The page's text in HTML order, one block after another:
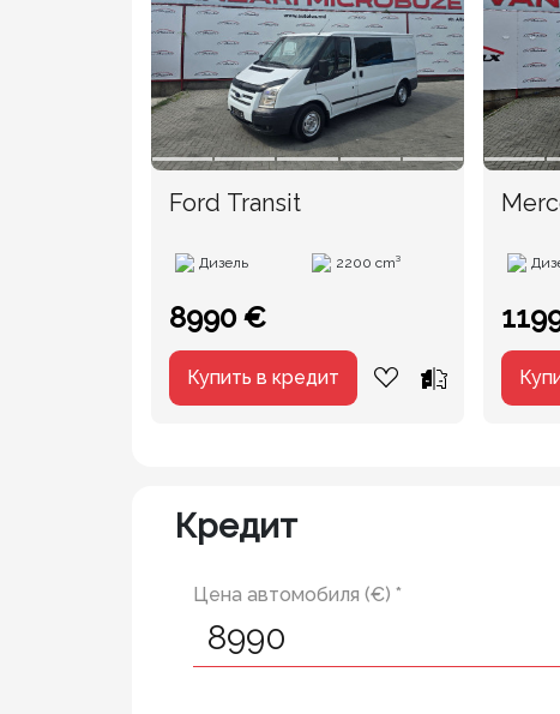
Ford Transit
Дизель 2200 cm³
8990 €
Купить в кредит
Кредит
Цена автомобиля (€) *